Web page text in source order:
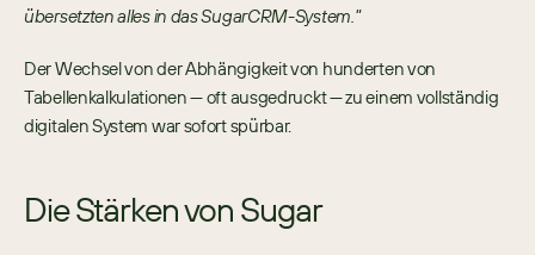
übersetzten alles in das SugarCRM-System."
Der Wechsel von der Abhängigkeit von hunderten von
Tabellenkalkulationen — oft ausgedruckt — zu einem vollständig
digitalen System war sofort spürbar.
Die Stärken von Sugar